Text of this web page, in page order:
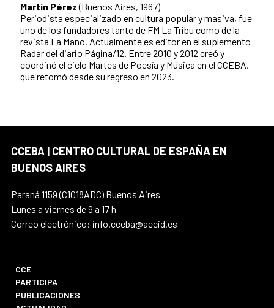
Martín Pérez(Buenos Aires, 1967)
Periodista especializado en cultura popular y masiva, fue
uno de los fundadores tanto de FM La Tribu como de la
revista La Mano. Actualmente es editor en el suplemento
Radar del diario Página/12. Entre 2010 y 2012 creó y
coordinó el ciclo Martes de Poesía y Música en el CCEBA,
que retomó desde su regreso en 2023.
CCEBA | CENTRO CULTURAL DE ESPAÑA EN
BUENOS AIRES
Paraná 1159 (C1018ADC) Buenos Aires
Lunes a viernes de 9 a 17 h
Correo electrónico: info.cceba@aecid.es
CCE
PARTICIPA
PUBLICACIONES